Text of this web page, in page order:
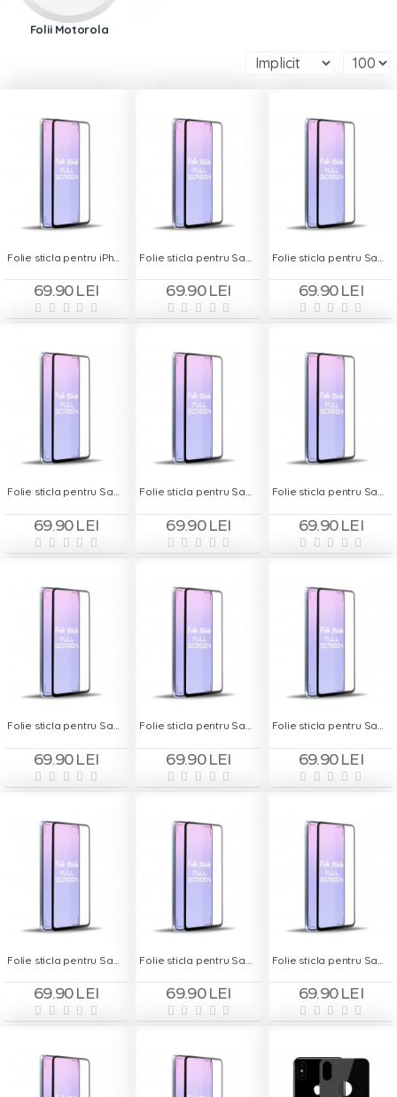
Folii Motorola
69.90 LEI 69.90 LEI 69.90 LEI
Folie sticla pentru Samsung A30s - Full Screen
69.90 LEI
Folie sticla pentru Samsung A40 - Full Screen
69.90 LEI
Folie sticla pentru Samsung A5 2017 - Full Screen
69.90 LEI
Folie sticla pentru Samsung A51 - Full Screen
69.90 LEI
Folie sticla pentru Samsung A6+ 2018 - Full Screen
69.90 LEI
Folie sticla pentru Samsung A6s - Full Screen
69.90 LEI
69.90 LEI 69.90 LEI 69.90 LEI